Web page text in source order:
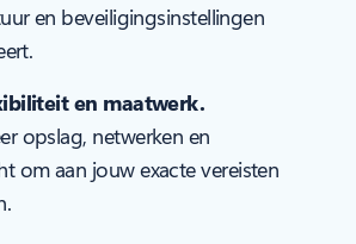
en beveiligingsinstellingen
en maatwerk.
opslag, netwerken en
om aan jouw exacte vereisten